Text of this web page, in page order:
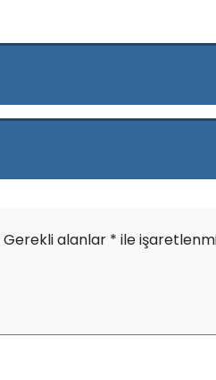
Gerekli alanlar * ile